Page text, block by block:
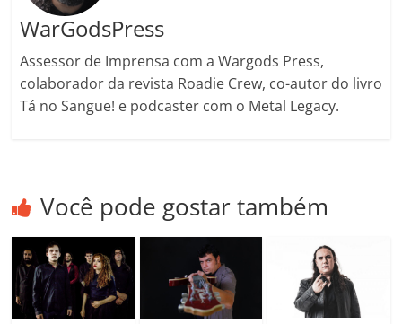
WarGodsPress
Assessor de Imprensa com a Wargods Press,
colaborador da revista Roadie Crew, co-autor do livro
Tá no Sangue! e podcaster com o Metal Legacy.
Você pode gostar também